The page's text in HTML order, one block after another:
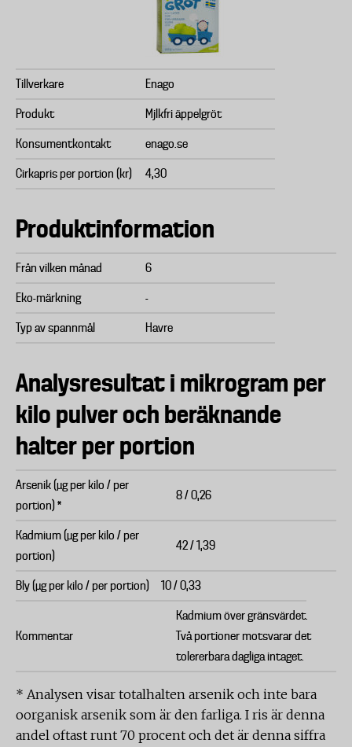
Tillverkare Enago
Produkt Mjlkfri äppelgröt
Konsumentkontakt enago.se
Cirkapris per portion (kr) 4,30
Produktinformation
Från vilken månad 6
Eko-märkning -
Typ av spannmål Havre
Analysresultat i mikrogram per
kilo pulver och beräknande
halter per portion
Arsenik (µg per kilo / per
portion) *
8 / 0,26
Kadmium (µg per kilo / per
portion)
42 / 1,39
Bly (µg per kilo / per portion) 10 / 0,33
Kommentar
Kadmium över gränsvärdet.
Två portioner motsvarar det
tolererbara dagliga intaget.
* Analysen visar totalhalten arsenik och inte bara
oorganisk arsenik som är den farliga. I ris är denna
andel oftast runt 70 procent och det är denna siffra